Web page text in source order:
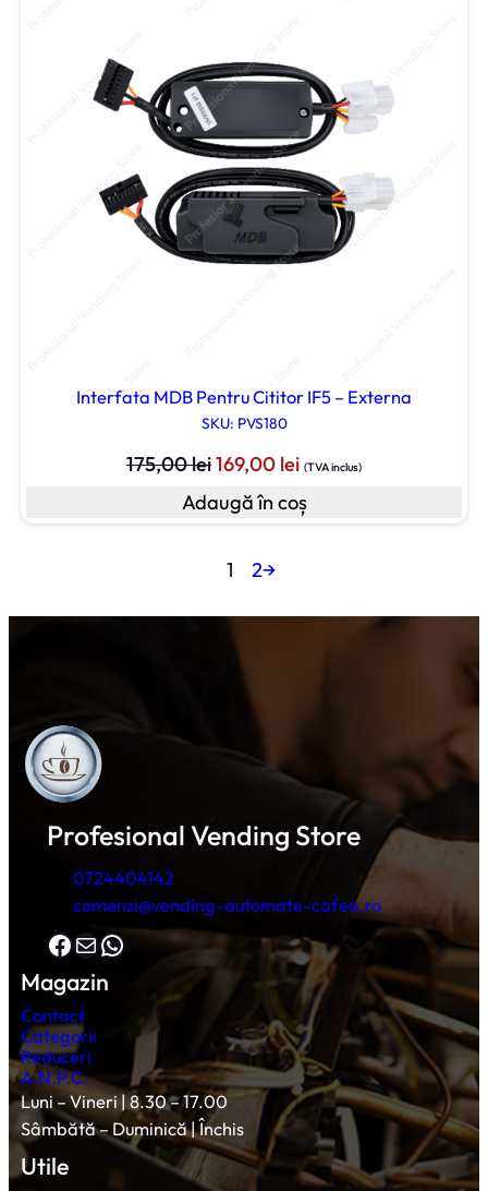
Interfata MDB Pentru Cititor IF5 – Externa
SKU: PVS180
175,00leiPrețul
inițial
a
175,00 lei.
169,00 leiPrețul
este:
(TVA inclus)
Adaugă în coș
1 2→
Profesional Vending Store
0724404142
comenzi@vending-automate-cafea.ro
Facebook Mail WhatsApp
Magazin
Contact
Categorii
Reduceri
A.N.P.C.
Luni – Vineri | 8.30 – 17.00
Sâmbătă – Duminică | Închis
Utile